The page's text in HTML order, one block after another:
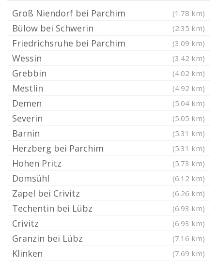
Groß Niendorf bei Parchim (1.78 km)
Bülow bei Schwerin (2.35 km)
Friedrichsruhe bei Parchim (3.09 km)
Wessin (3.42 km)
Grebbin (4.02 km)
Mestlin (4.92 km)
Demen (5.04 km)
Severin (5.05 km)
Barnin (5.31 km)
Herzberg bei Parchim (5.31 km)
Hohen Pritz (5.73 km)
Domsühl (6.12 km)
Zapel bei Crivitz (6.26 km)
Techentin bei Lübz (6.93 km)
Crivitz (6.93 km)
Granzin bei Lübz (7.16 km)
Klinken (7.69 km)